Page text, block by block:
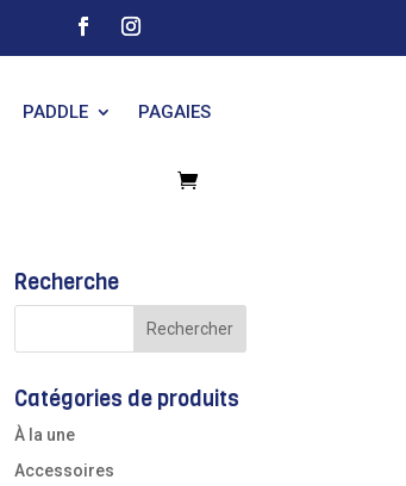
PADDLE PAGAIES
Recherche
Catégories de produits
À la une
Accessoires